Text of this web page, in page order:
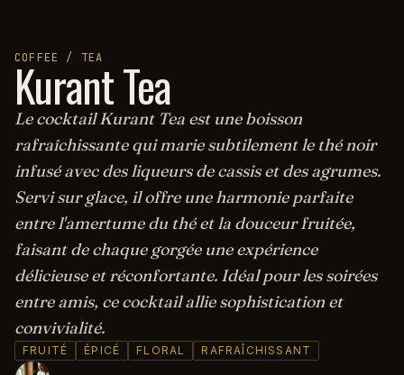
COFFEE / TEA
Kurant Tea
Le cocktail Kurant Tea est une boisson
rafraîchissante qui marie subtilement le thé noir
infusé avec des liqueurs de cassis et des agrumes.
Servi sur glace, il offre une harmonie parfaite
entre l'amertume du thé et la douceur fruitée,
faisant de chaque gorgée une expérience
délicieuse et réconfortante. Idéal pour les soirées
entre amis, ce cocktail allie sophistication et
convivialité.
FRUITÉ ÉPICÉ FLORAL RAFRAÎCHISSANT